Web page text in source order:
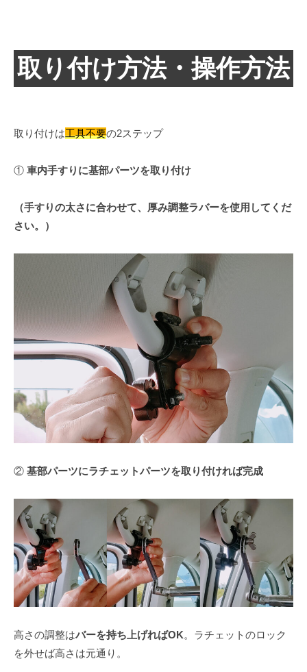
取り付け方法・操作方法
取り付けは工具不要の2ステップ
① 車内手すりに基部パーツを取り付け
（手すりの太さに合わせて、厚み調整ラバーを使用してくだ
さい。）
② 基部パーツにラチェットパーツを取り付ければ完成
高さの調整はバーを持ち上げればOK。ラチェットのロック
を外せば高さは元通り。